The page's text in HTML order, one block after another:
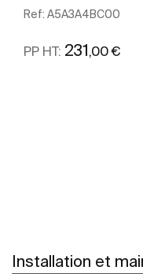
Ref: A5A3A4BC00
PP HT: 231 ,00 €
Installation et